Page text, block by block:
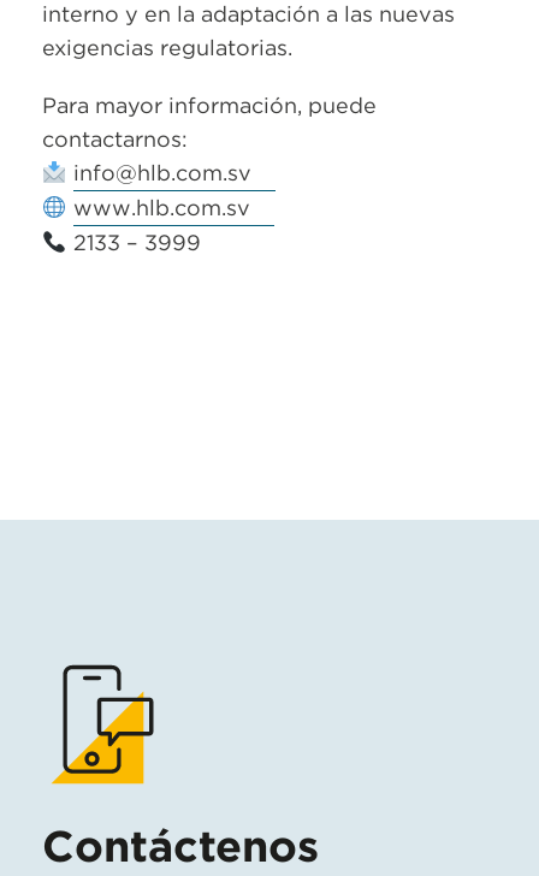
interno y en la adaptación a las nuevas
exigencias regulatorias.
Para mayor información, puede
contactarnos:
info@hlb.com.sv
www.hlb.com.sv
2133 – 3999
Contáctenos